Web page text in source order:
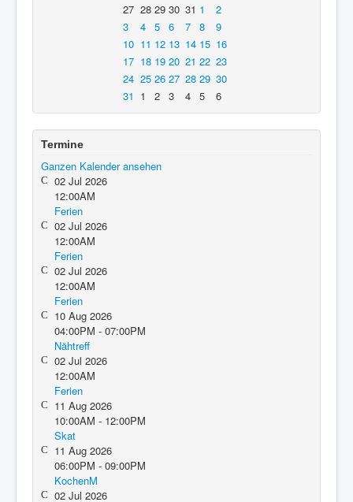
27 28 29 30 31 1
2
3
4 5 6 7 8
9
10 11 12 13 14 15 16
17 18 19 20 21 22 23
24 25 26 27 28 29 30
31 1 2 3 4 5 6
Termine
Ganzen Kalender ansehen
02 Jul 2026
12:00AM
Ferien
02 Jul 2026
12:00AM
Ferien
02 Jul 2026
12:00AM
Ferien
10 Aug 2026
04:00PM - 07:00PM
Nähtreff
02 Jul 2026
12:00AM
Ferien
11 Aug 2026
10:00AM - 12:00PM
Skat
11 Aug 2026
06:00PM - 09:00PM
KochenM
02 Jul 2026